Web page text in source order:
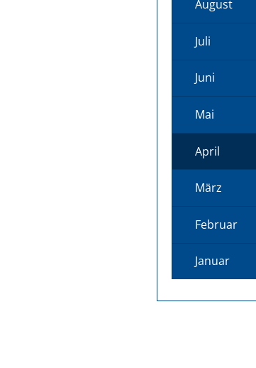
August
Juli
Juni
Mai
April
März
Februar
Januar